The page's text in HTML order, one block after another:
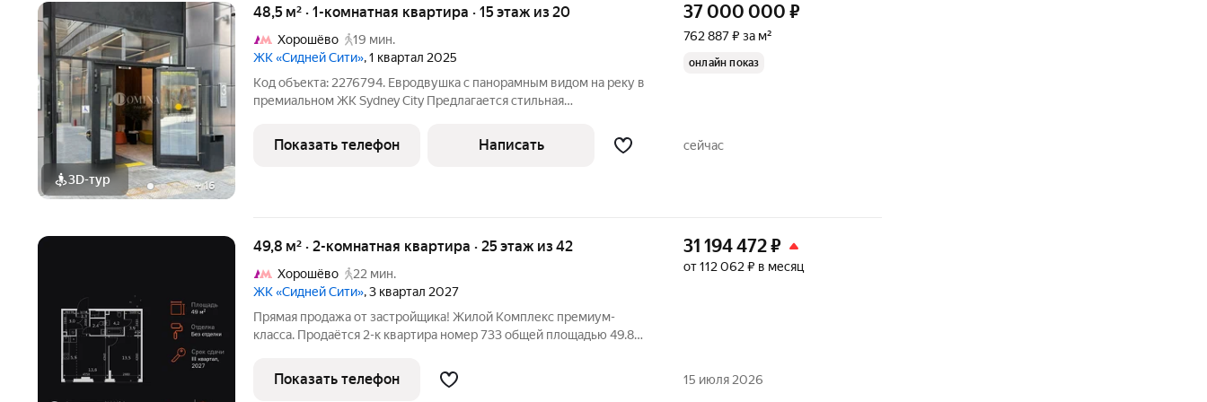
3D-тур +16
48,5 м² · 1-комнатная квартира · 15 этаж из 20
Хорошёво
19 мин.
ЖК «Сидней Сити», 1 квартал 2025
Код объекта: 2276794. Евродвушка с панорамным видом на реку в
премиальном ЖК Sydney City Предлагается стильная
15 этаже премиального жилого комплекса Sydney City. Квартира
полностью готова к
37 000 000 ₽
762 887 ₽ за м²
онлайн показ
Показать телефон Написать сейчас
49,8 м² · 2-комнатная квартира · 25 этаж из 42
Хорошёво
22 мин.
ЖК «Сидней Сити», 3 квартал 2027
Прямая продажа от застройщика! Жилой Комплекс премиум-
класса. Продаётся 2-к квартира номер 733 общей площадью 49.8
зона с санузлом и гардеробной. Всё для вашего комфорта и
удобства,
31 194 472₽
от 112 062 ₽ в месяц
Показать телефон 15 июля 2026